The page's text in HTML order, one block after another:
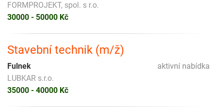
FORMPROJEKT, spol. s r.o.
30000 - 50000 Kč
Stavební technik (m/ž)
aktivní nabídka
Fulnek
LUBKAR s.r.o.
35000 - 40000 Kč